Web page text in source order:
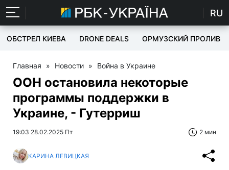
RU
ОБСТРЕЛ КИЕВА DRONE DEALS ОРМУЗСКИЙ ПРОЛИВ
Главная » Новости » Война в Украине
ООН остановила некоторые
программы поддержки в
Украине, - Гутерриш
19:03 28.02.2025 Пт 2 мин
КАРИНА ЛЕВИЦКАЯ